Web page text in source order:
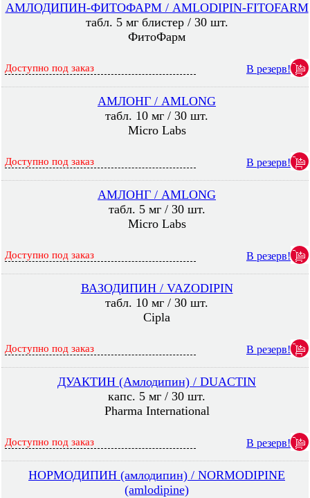
АМЛОДИПИН-ФИТОФАРМ / AMLODIPIN-FITOFARM
табл. 5 мг блистер / 30 шт.
ФитоФарм
Доступно под заказ В резерв!
АМЛОНГ / AMLONG
табл. 10 мг / 30 шт.
Micro Labs
Доступно под заказ В резерв!
АМЛОНГ / AMLONG
табл. 5 мг / 30 шт.
Micro Labs
Доступно под заказ В резерв!
ВАЗОДИПИН / VAZODIPIN
табл. 10 мг / 30 шт.
Cipla
Доступно под заказ В резерв!
ДУАКТИН (Амлодипин) / DUACTIN
капс. 5 мг / 30 шт.
Pharma International
Доступно под заказ В резерв!
НОРМОДИПИН (амлодипин) / NORMODIPINE
(amlodipine)